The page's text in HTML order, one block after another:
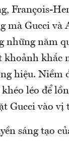
François-
mà Gucci và
những năm
khoảnh khắc
hiệu. Niềm
léo để
Gucci vào vị
sáng tạo